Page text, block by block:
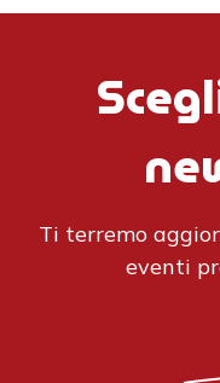
Ti terremo
eventi